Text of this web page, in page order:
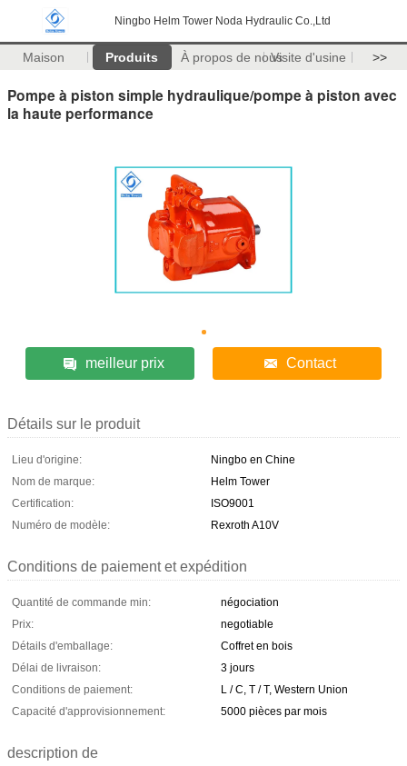
Ningbo Helm Tower Noda Hydraulic Co.,Ltd
Maison Produits À propos de nousVisite d'usine >>
Pompe à piston simple hydraulique/pompe à piston avec
la haute performance
meilleur prix Contact
Détails sur le produit
Lieu d'origine:
Ningbo en Chine
Nom de marque:
Helm Tower
Certification:
ISO9001
Numéro de modèle:
Rexroth A10V
Conditions de paiement et expédition
Quantité de commande min:
négociation
Prix:
negotiable
Détails d'emballage:
Coffret en bois
Délai de livraison:
3 jours
Conditions de paiement:
L / C, T / T, Western Union
Capacité d'approvisionnement:
5000 pièces par mois
description de